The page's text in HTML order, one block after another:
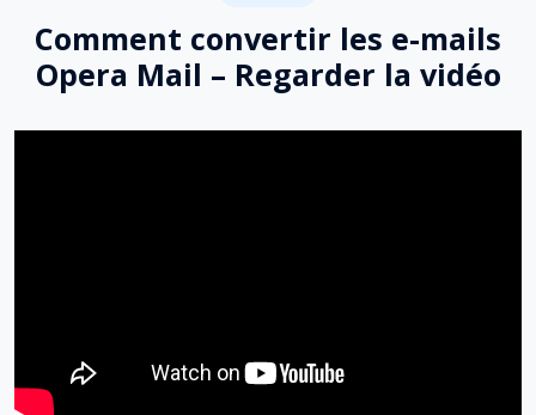
Comment convertir les e-mails
Opera Mail – Regarder la vidéo